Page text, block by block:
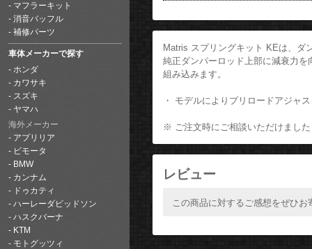
マフラーキット
消音バッフル
補修パーツ
車体メーカーで探す
ホンダ
カワサキ
スズキ
ヤマハ
海外メーカー
アプリリア
ビモータ
BMW
カンナム
ドゥカティ
ハーレーダビッドソン
ハスクバーナ
KTM
モトグッツィ
Matris スプリングキット KEは、ダ
純正ダンパーロッド上部に減衰力
組み込みます。
・ モデルによりプリロードアジャ
※ ご注文時にご相談いただけまし
レビュー
この商品に対するご感想をぜひお